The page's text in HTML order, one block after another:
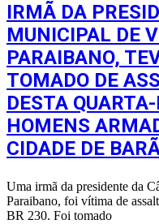
IRMÃ DA
MUNICIPAL DE
PARAIBANO,
TOMADO DE
DESTA
HOMENS
CIDADE DE
Uma irmã da presidente da
Paraibano, foi vítima de
BR 230. Foi tomado